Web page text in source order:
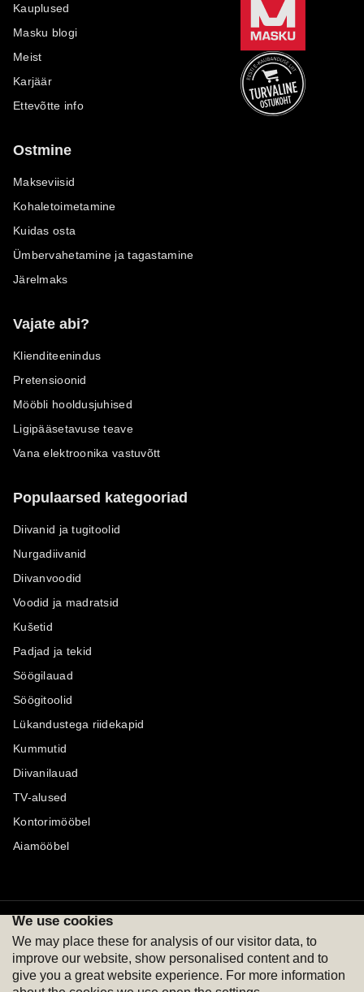
Kauplused
Masku blogi
Meist
Karjäär
Ettevõtte info
Ostmine
Makseviisid
Kohaletoimetamine
Kuidas osta
Ümbervahetamine ja tagastamine
Järelmaks
Vajate abi?
Klienditeenindus
Pretensioonid
Mööbli hooldusjuhised
Ligipääsetavuse teave
Vana elektroonika vastuvõtt
Populaarsed kategooriad
Diivanid ja tugitoolid
Nurgadiivanid
Diivanvoodid
Voodid ja madratsid
Kušetid
Padjad ja tekid
Söögilauad
Söögitoolid
Lükandustega riidekapid
Kummutid
Diivanilauad
TV-alused
Kontorimööbel
Aiamööbel
Maksevõimalused
We use cookies
We may place these for analysis of our visitor data, to
improve our website, show personalised content and to
give you a great website experience. For more information